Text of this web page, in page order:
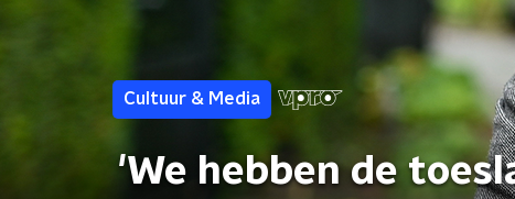
Cultuur & Media
'We hebben de